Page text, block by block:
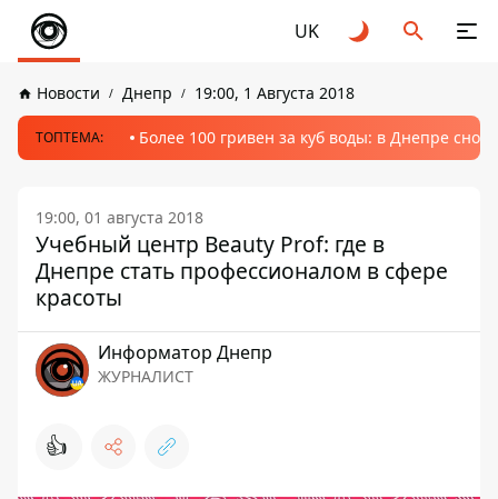
UK
Новости Днепр 19:00, 1 Августа 2018
ТОПТЕМА: Более 100 гривен за куб воды: в Днепре
19:00, 01 августа 2018
Учебный центр Beauty Prof: где в
Днепре стать профессионалом в сфере
красоты
Информатор Днепр
ЖУРНАЛИСТ
👍